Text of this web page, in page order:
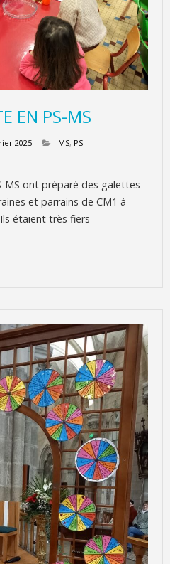
EN PS-MS
2025 MS, PS
MS ont préparé des galettes
et parrains de CM1 à
étaient très fiers